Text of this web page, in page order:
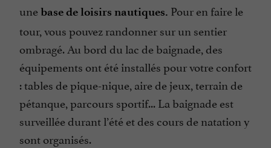
unebase de loisirs nautiques. Pour en faire le
tour, vous pouvez randonner sur un sentier
ombragé. Au bord du lac de baignade, des
équipements ont été installés pour votre confort
: tables de pique-nique, aire de jeux, terrain de
pétanque, parcours sportif... La baignade est
surveillée durant l’été et des cours de natation y
sont organisés.